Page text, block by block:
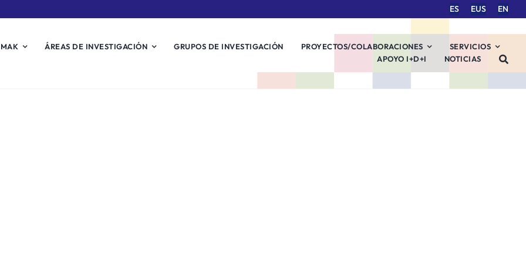
ES EUS EN
ÁREAS DE INVESTIGACIÓN GRUPOS DE INVESTIGACIÓN PROYECTOS/COLABORACIONES
SERVICIOS
APOYO I+D+I
NOTICIAS